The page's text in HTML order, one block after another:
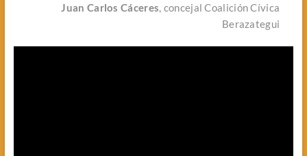
Juan Carlos Cáceres , concejal Coalición Cívica
Berazategui